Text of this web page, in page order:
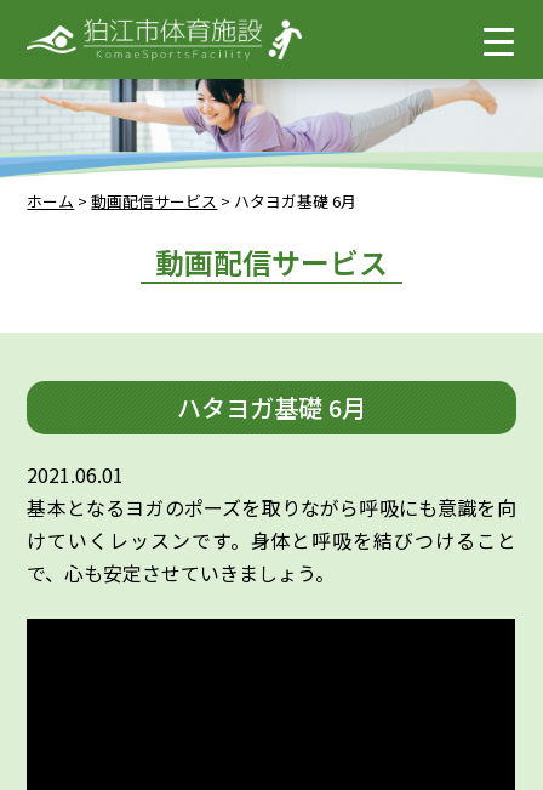
ホーム >動画配信サービス > ハタヨガ基礎 6月
動画配信サービス
ハタヨガ基礎 6月
2021.06.01
基本となるヨガのポーズを取りながら呼吸にも意識を向
けていくレッスンです。身体と呼吸を結びつけること
で、心も安定させていきましょう。